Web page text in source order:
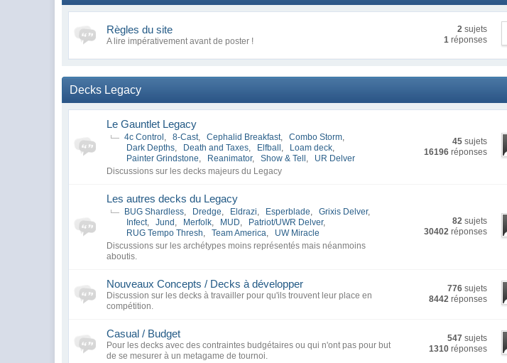
Règles du site
A lire impérativement avant de poster !
2 sujets
1 réponses
Decks Legacy
Le Gauntlet Legacy
4c Control , 8-Cast, Cephalid Breakfast, Combo Storm,
Dark Depths, Death and Taxes, Elfball , Loam deck,
Painter Grindstone, Reanimator, Show & Tell ,
UR Delver
Discussions sur les decks majeurs du Legacy
45 sujets
16196 réponses
Les autres decks du Legacy
BUG Shardless, Dredge, Eldrazi, Esperblade, Grixis Delver,
Infect, Jund , Merfolk, MUD, Patriot/UWR Delver,
RUG Tempo Thresh, Team America,
UW Miracle
Discussions sur les archétypes moins représentés mais néanmoins
aboutis.
82 sujets
30402 réponses
Nouveaux Concepts / Decks à développer
Discussion sur les decks à travailler pour qu'ils trouvent leur place en
compétition.
776 sujets
8442 réponses
Casual / Budget
Pour les decks avec des contraintes budgétaires ou qui n'ont pas pour but
de se mesurer à un metagame de tournoi.
547 sujets
1310 réponses